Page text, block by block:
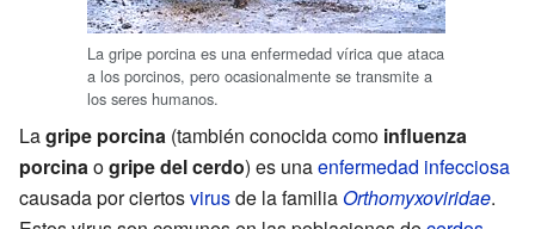
La gripe porcina es una enfermedad vírica que ataca
a los porcinos, pero ocasionalmente se transmite a
los seres humanos.
Lagripe porcina (también conocida como influenza
porcinaogripe del cerdo) es unaenfermedad infecciosa
causada por ciertosvirusde la familiaOrthomyxoviridae.